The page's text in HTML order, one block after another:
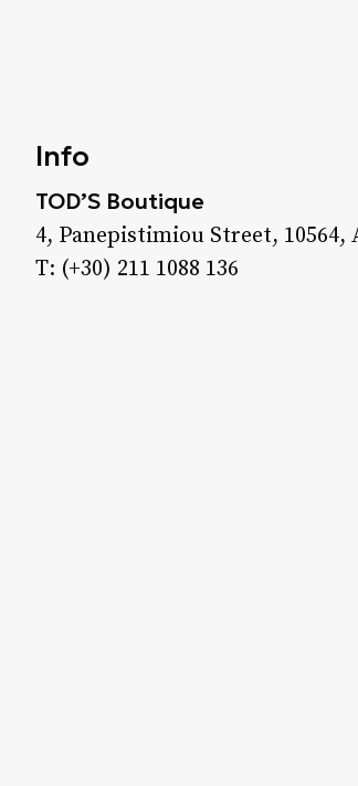
Info
TOD’S Boutique
4, Panepistimiou Street, 10564,
T: (+30) 211 1088 136